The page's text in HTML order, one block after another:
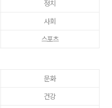
정치
사회
스포츠
문화
건강